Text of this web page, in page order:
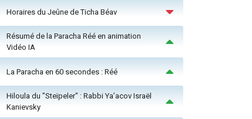
Horaires du Jeûne de Ticha Béav
Résumé de la Paracha Réé en animation
Vidéo IA
La Paracha en 60 secondes : Réé
Hiloula du "Steïpeler" : Rabbi Ya’acov Israël
Kanievsky